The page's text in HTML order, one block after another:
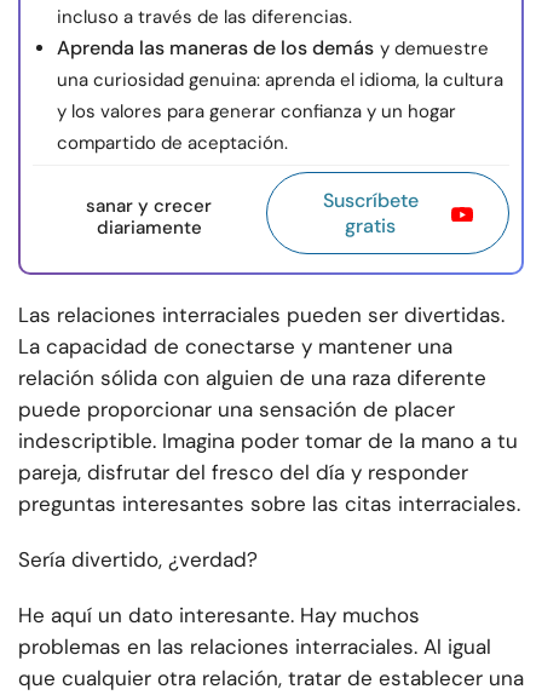
incluso a través de las diferencias.
Aprenda las maneras de los demás y demuestre
una curiosidad genuina: aprenda el idioma, la cultura
y los valores para generar confianza y un hogar
compartido de aceptación.
sanar y crecer
diariamente
Suscríbete
gratis
Las relaciones interraciales pueden ser divertidas.
La capacidad de conectarse y mantener una
relación sólida con alguien de una raza diferente
puede proporcionar una sensación de placer
indescriptible. Imagina poder tomar de la mano a tu
pareja, disfrutar del fresco del día y responder
preguntas interesantes sobre las citas interraciales.
Sería divertido, ¿verdad?
He aquí un dato interesante. Hay muchos
problemas en las relaciones interraciales. Al igual
que cualquier otra relación, tratar de establecer una